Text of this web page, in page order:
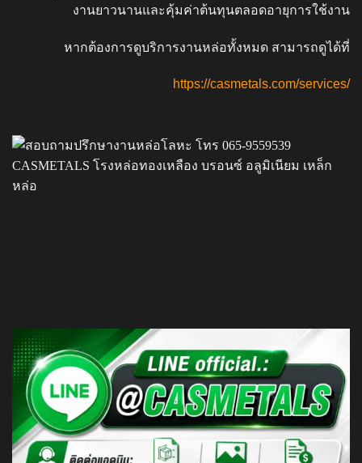
งานยาวนานและคุ้มค่าต้นทุนตลอดอายุการใช้งาน
หากต้องการดูบริการงานหล่อทั้งหมด สามารถดูได้ที่
https://casmetals.com/services/